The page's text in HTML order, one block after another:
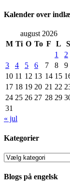
Kalender over
august 2026
M Ti O To F L
S
1
2
3
4 5 6 7 8
9
10 11 12 13 14 15
17 18 19 20 21 22
24 25 26 27 28 29
31
« jul
Kategorier
Kategorier
Blogs på engelsk